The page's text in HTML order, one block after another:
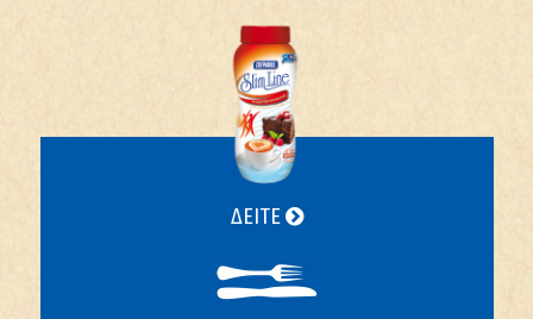
ΔΕΙΤΕ